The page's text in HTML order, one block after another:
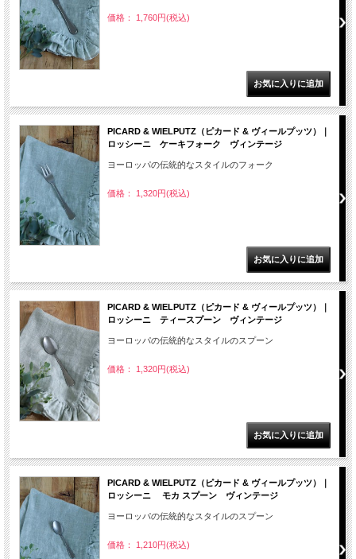
価格： 1,760円(税込)
PICARD & WIELPUTZ（ピカード & ヴィールプッツ）｜
ロッシーニ ケーキフォーク ヴィンテージ
ヨーロッパの伝統的なスタイルのフォーク
価格： 1,320円(税込)
PICARD & WIELPUTZ（ピカード & ヴィールプッツ）｜
ロッシーニ ティースプーン ヴィンテージ
ヨーロッパの伝統的なスタイルのスプーン
価格： 1,320円(税込)
PICARD & WIELPUTZ（ピカード & ヴィールプッツ）｜
ロッシーニ モカ スプーン ヴィンテージ
ヨーロッパの伝統的なスタイルのスプーン
価格： 1,210円(税込)